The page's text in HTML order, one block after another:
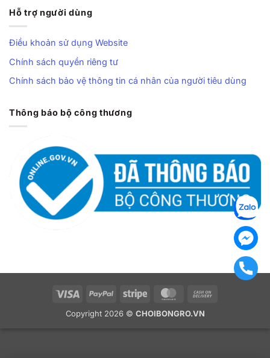
Hỗ trợ người dùng
Điều khoản sử dụng Website
Chính sách quyền riêng tư
Chính sách bảo vệ thông tin cá nhân của người tiêu dùng
Thông báo bộ công thương
Visa PayPal Stripe MasterCard
Copyright 2026 © CHOIBONGRO.VN